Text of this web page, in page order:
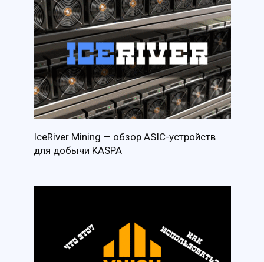
IceRiver Mining — обзор ASIC-устройств
для добычи KASPA